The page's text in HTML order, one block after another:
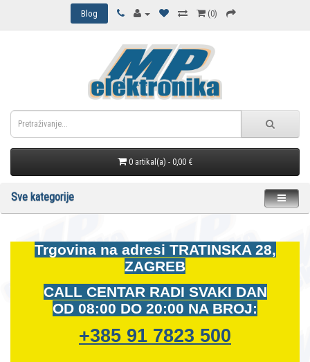
Blog (0)
0 artikal(a) - 0,00 €
Sve kategorije
Trgovina na adresi TRATINSKA 28,
ZAGREB
CALL CENTAR RADI SVAKI DAN
OD 08:00 DO 20:00 NA BROJ:
+385 91 7823 500